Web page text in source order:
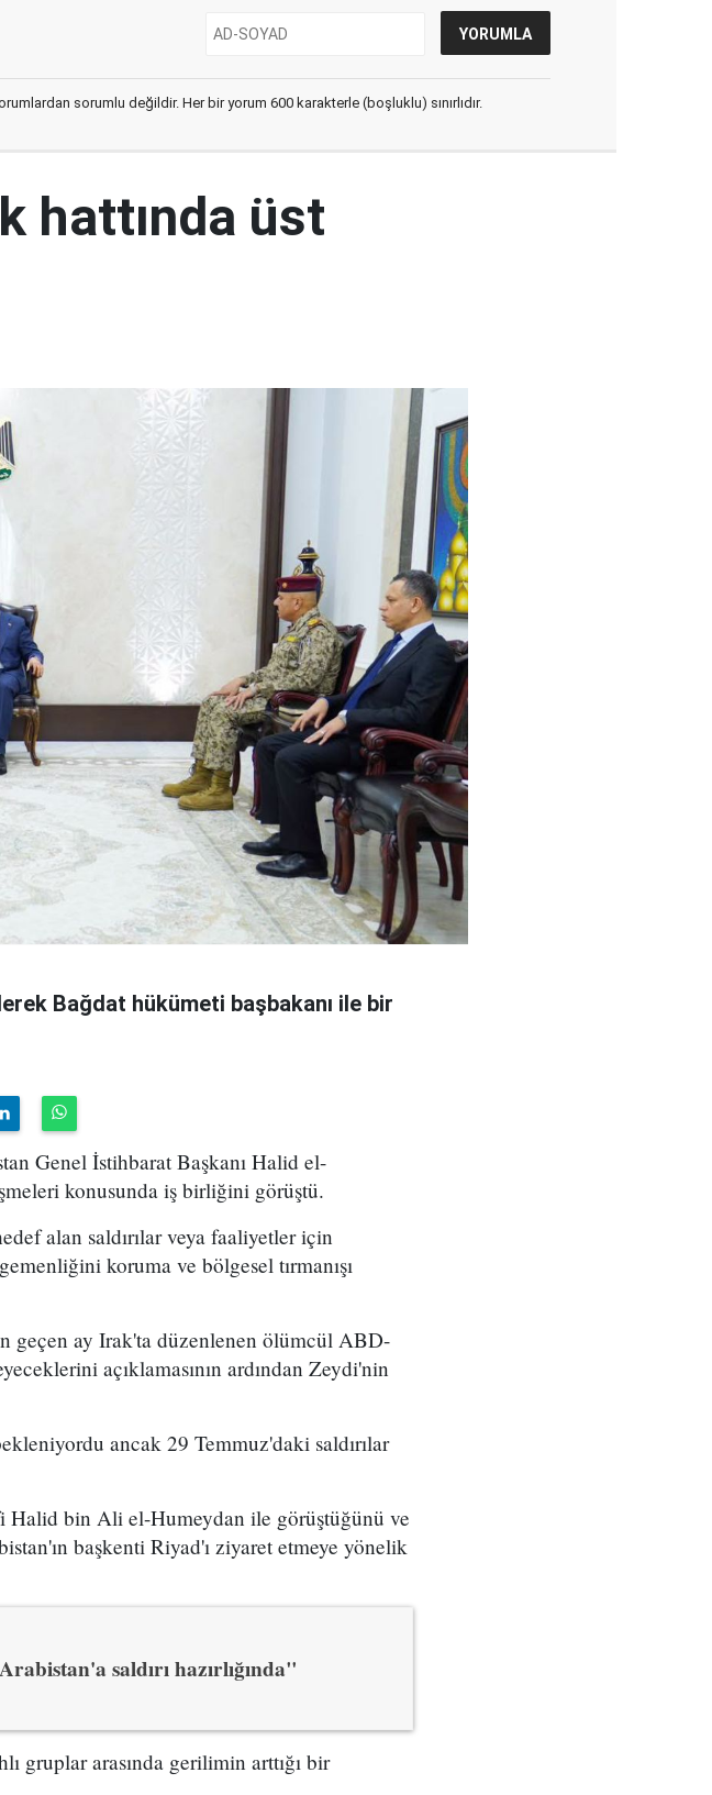
sorumlu değildir. Her bir yorum 600 karakterle (boşluklu) sınırlıdır.
hattında üst
Bağdat hükümeti başbakanı ile bir
Genel İstihbarat Başkanı Halid el-
konusunda iş birliğini görüştü.
alan saldırılar veya faaliyetler için
koruma ve bölgesel tırmanışı
geçen ay Irak'ta düzenlenen ölümcül ABD-
açıklamasının ardından Zeydi'nin
ancak 29 Temmuz'daki saldırılar
Halid bin Ali el-Humeydan ile görüştüğünü ve
başkenti Riyad'ı ziyaret etmeye yönelik
saldırı hazırlığında"
gruplar arasında gerilimin arttığı bir